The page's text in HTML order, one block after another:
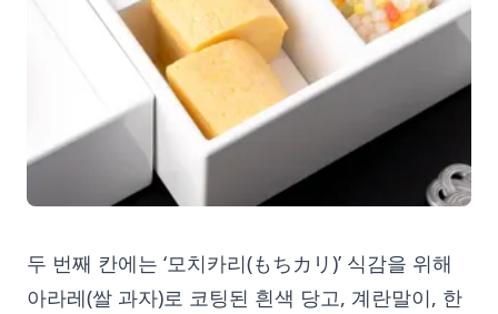
두 번째 칸에는 ‘모치카리(もちカリ)’ 식감을 위해
아라레(쌀 과자)로 코팅된 흰색 당고, 계란말이, 한